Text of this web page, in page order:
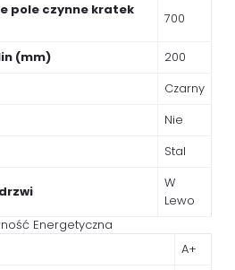
pole czynne kratek
700
(mm)
200
Czarny
Nie
Stal
W
Lewo
Energetyczna
A+